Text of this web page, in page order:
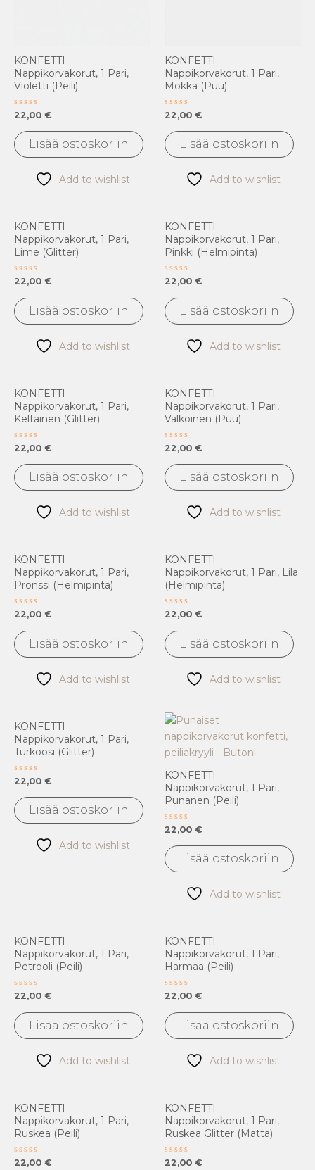
KONFETTI
Nappikorvakorut, 1 Pari,
Violetti (peili)
Arvostelu
tuotteesta:
/
5
22,00 €
Lisää ostoskoriin
Add to wishlist
KONFETTI
Nappikorvakorut, 1 Pari,
Mokka (puu)
Arvostelu
tuotteesta:
/
5
22,00 €
Lisää ostoskoriin
Add to wishlist
KONFETTI
Nappikorvakorut, 1 Pari,
Lime (glitter)
Arvostelu
tuotteesta:
/
5
22,00 €
Lisää ostoskoriin
Add to wishlist
KONFETTI
Nappikorvakorut, 1 Pari,
Pinkki (helmipinta)
Arvostelu
tuotteesta:
/
5
22,00 €
Lisää ostoskoriin
Add to wishlist
KONFETTI
Nappikorvakorut, 1 Pari,
Keltainen (glitter)
Arvostelu
tuotteesta:
/
5
22,00 €
Lisää ostoskoriin
Add to wishlist
KONFETTI
Nappikorvakorut, 1 Pari,
Valkoinen (puu)
Arvostelu
tuotteesta:
/
5
22,00 €
Lisää ostoskoriin
Add to wishlist
KONFETTI
Nappikorvakorut, 1 Pari,
Pronssi (helmipinta)
Arvostelu
tuotteesta:
/
5
22,00 €
Lisää ostoskoriin
Add to wishlist
KONFETTI
Nappikorvakorut, 1 Pari, Lila
(helmipinta)
Arvostelu
tuotteesta:
/
5
22,00 €
Lisää ostoskoriin
Add to wishlist
KONFETTI
Nappikorvakorut, 1 Pari,
Turkoosi (glitter)
Arvostelu
tuotteesta:
/
5
22,00 €
Lisää ostoskoriin
Add to wishlist
KONFETTI
Nappikorvakorut, 1 Pari,
Punanen (peili)
Arvostelu
tuotteesta:
/
5
22,00 €
Lisää ostoskoriin
Add to wishlist
KONFETTI
Nappikorvakorut, 1 Pari,
Petrooli (peili)
Arvostelu
tuotteesta:
/
5
22,00 €
Lisää ostoskoriin
Add to wishlist
KONFETTI
Nappikorvakorut, 1 Pari,
Harmaa (peili)
Arvostelu
tuotteesta:
/
5
22,00 €
Lisää ostoskoriin
Add to wishlist
KONFETTI
Nappikorvakorut, 1 Pari,
Ruskea (peili)
Arvostelu
22,00 €
KONFETTI
Nappikorvakorut, 1 Pari,
Ruskea Glitter (matta)
Arvostelu
22,00 €